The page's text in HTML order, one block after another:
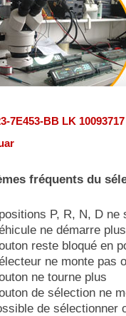
7E453-BB LK
fréquents du
P, R, N, D ne
ne démarre
reste bloqué en
ne monte pas
ne tourne plus
de sélection ne
de sélectionner